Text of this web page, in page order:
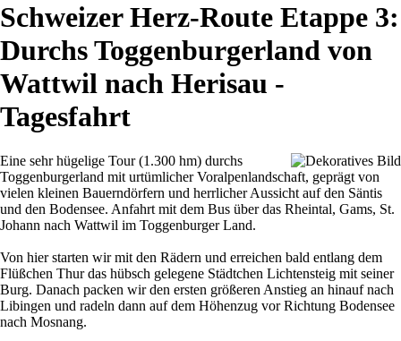
Schweizer Herz-Route Etappe 3:
Durchs Toggenburgerland von
Wattwil nach Herisau -
Tagesfahrt
Eine sehr hügelige Tour (1.300 hm) durchs
Toggenburgerland mit urtümlicher Voralpenlandschaft, geprägt von
vielen kleinen Bauerndörfern und herrlicher Aussicht auf den Säntis
und den Bodensee. Anfahrt mit dem Bus über das Rheintal, Gams, St.
Johann nach Wattwil im Toggenburger Land.
Von hier starten wir mit den Rädern und erreichen bald entlang dem
Flüßchen Thur das hübsch gelegene Städtchen Lichtensteig mit seiner
Burg. Danach packen wir den ersten größeren Anstieg an hinauf nach
Libingen und radeln dann auf dem Höhenzug vor Richtung Bodensee
nach Mosnang.